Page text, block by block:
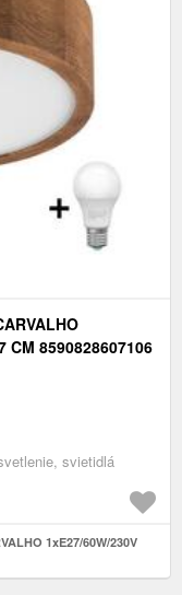
CM 8590828607106
svietidlá
1xE27/60W/230V